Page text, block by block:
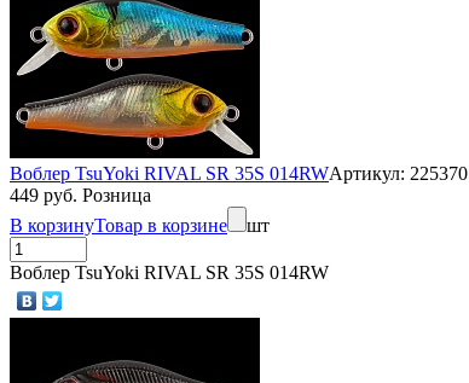
Воблер TsuYoki RIVAL SR 35S 014RWАртикул: 225370
449 руб. Розница
В корзинуТовар в корзине шт
Воблер TsuYoki RIVAL SR 35S 014RW